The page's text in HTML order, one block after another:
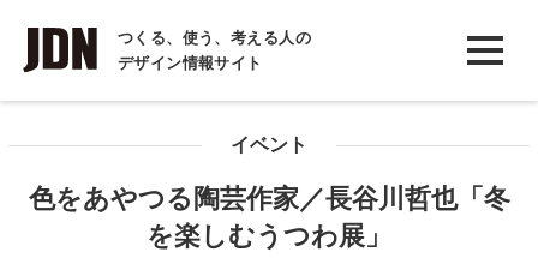
つくる、使う、考える人の
デザイン情報サイト
INTERVIEW
インタビュー
COLUMN
イベント
色をあやつる陶芸作家／長谷川哲也「冬
を楽しむうつわ展」